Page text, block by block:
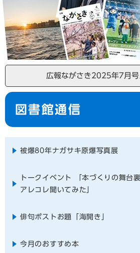
広報ながさき2025年7月号
本
図書館通信
被爆80年ナガサキ原爆写真展
トークイベント 「本づくりの舞台
アレコレ聞いてみた」
俳句ポストお題「海開き」
今月のおすすめ本